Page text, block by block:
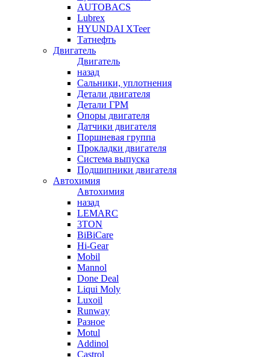
AUTOBACS
Lubrex
HYUNDAI XTeer
Татнефть
Двигатель
Двигатель
назад
Сальники, уплотнения
Детали двигателя
Детали ГРМ
Опоры двигателя
Датчики двигателя
Поршневая группа
Прокладки двигателя
Система выпуска
Подшипники двигателя
Автохимия
Автохимия
назад
LEMARC
3TON
BiBiCare
Hi-Gear
Mobil
Mannol
Done Deal
Liqui Moly
Luxoil
Runway
Разное
Motul
Addinol
Castrol